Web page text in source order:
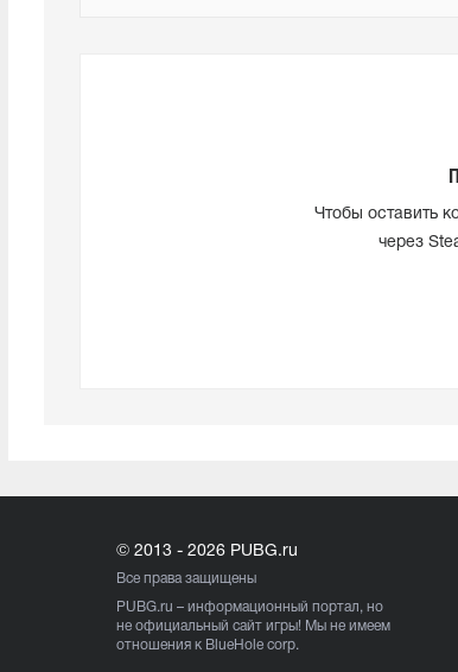
Чтобы оставить
через
© 2013 - 2026 PUBG.ru
Все права защищены
PUBG.ru – информационный портал, но
не официальный сайт игры! Мы не имеем
отношения к BlueHole corp.